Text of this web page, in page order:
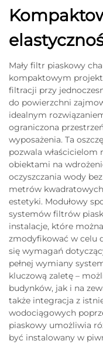
Mały filtr piaskowy
kompaktowym
filtracji przy
do powierzchni
idealnym
ograniczona
wyposażenia. Ta
pozwala właścicielom
obiektami na
oczyszczania wody
metrów
estetyki. Modułowy
systemów filtrów
instalacje, które
zmodyfikować w celu
się wymagań
pełnej wymiany
kluczową zaletę –
budynków, jak i na
także integracja z
wodociągowych
piaskowy umożliwia
być instalowany w